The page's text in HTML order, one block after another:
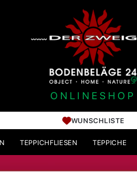
ONLINESHOP
WUNSCHLISTE
TEPPICHFLIESEN TEPPICHE